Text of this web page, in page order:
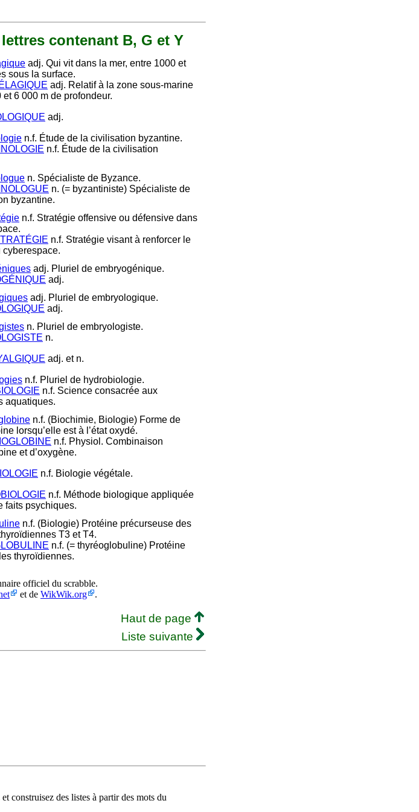
contenant B, G et Y
adj. Qui vit dans la mer, entre 1000 et
sous la surface.
adj. Relatif à la zone sous-marine
et 6 000 m de profondeur.
adj.
n.f. Étude de la civilisation byzantine.
n.f. Étude de la civilisation
n. Spécialiste de Byzance.
n. (= byzantiniste) Spécialiste de
byzantine.
n.f. Stratégie offensive ou défensive dans
n.f. Stratégie visant à renforcer le
cyberespace.
adj. Pluriel de embryogénique.
adj.
adj. Pluriel de embryologique.
adj.
n. Pluriel de embryologiste.
n.
adj. et n.
n.f. Pluriel de hydrobiologie.
n.f. Science consacrée aux
aquatiques.
n.f. (Biochimie, Biologie) Forme de
lorsqu’elle est à l’état oxydé.
n.f. Physiol. Combinaison
et d’oxygène.
n.f. Biologie végétale.
n.f. Méthode biologique appliquée
faits psychiques.
n.f. (Biologie) Protéine précurseuse des
T3 et T4.
n.f. (= thyréoglobuline) Protéine
thyroïdiennes.
officiel du scrabble.
et de WikWik.org .
Haut de page
Liste suivante
construisez des listes à partir des mots du